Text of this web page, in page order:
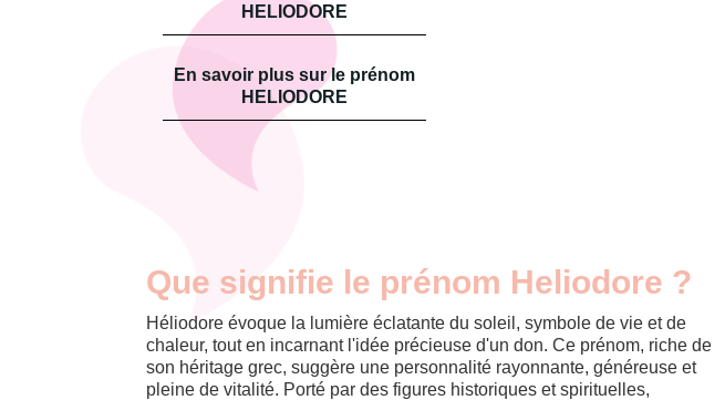
HELIODORE
En savoir plus sur le prénom
HELIODORE
Que signifie le prénom Heliodore ?
Héliodore évoque la lumière éclatante du soleil, symbole de vie et de
chaleur, tout en incarnant l'idée précieuse d'un don. Ce prénom, riche de
son héritage grec, suggère une personnalité rayonnante, généreuse et
pleine de vitalité. Porté par des figures historiques et spirituelles,